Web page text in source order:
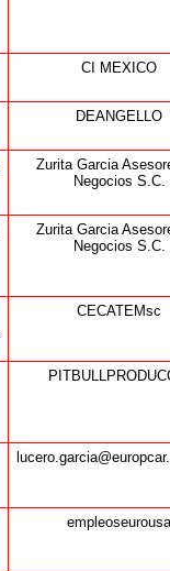
CI MEXICO
DEANGELLO
Zurita Garcia
Negocios S.C.
Zurita Garcia
Negocios S.C.
CECATEMsc